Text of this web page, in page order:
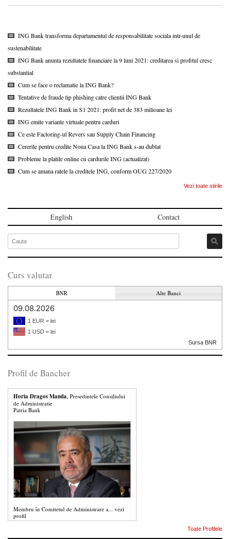
ING Bank transforma departamentul de responsabilitate sociala intr-unul de
sustenabilitate
ING Bank anunta rezultatele financiare la 9 luni 2021: creditarea si profitul cresc
substantial
Cum se face o reclamatie la ING Bank?
Tentative de fraude tip phishing catre clientii ING Bank
Rezultatele ING Bank in S1 2021: profit net de 383 milioane lei
ING emite variante virtuale pentru carduri
Ce este Factoring-ul Revers sau Supply Chain Financing
Cererile pentru credite Noua Casa la ING Bank s-au dublat
Probleme la platile online cu cardurile ING (actualizat)
Cum se amana ratele la creditele ING, conform OUG 227/2020
Vezi toate stirile
English Contact
Curs valutar
BNR Alte Banci
09.08.2026
1 EUR = lei
1 USD = lei
Sursa BNR
Profil de Bancher
Horia Dragos Manda, Presedintele Consiliului
de Administratie
Patria Bank
Membru în Comitetul de Administrare a... vezi
profil
Toate Profilele